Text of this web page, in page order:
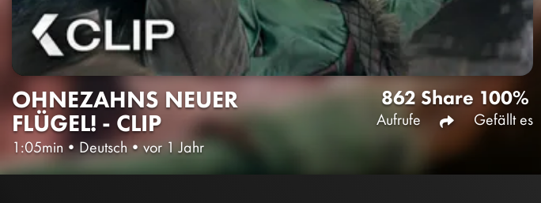
OHNEZAHNS NEUER
FLÜGEL! - CLIP
1:05min •Deutsch• vor 1 Jahr
862
Aufrufe
Share 100%
Gefällt es